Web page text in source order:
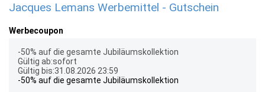
Jacques Lemans Werbemittel - Gutschein
Werbecoupon
-50% auf die gesamte Jubiläumskollektion
Gültig ab:sofort
Gültig bis:31.08.2026 23:59
-50% auf die gesamte Jubiläumskollektion